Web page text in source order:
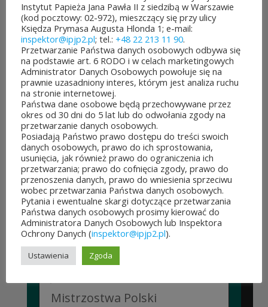
jest aż 30 mln zł! Mieszkańcy
województwa mazowieckiego
po...
CZYTAJ DALEJ
JUBILEUSZOWE XXV MISTRZOSTWA POLSKI
DUCHOWIEŃSTWA W SZACHACH
KLASYCZNYCH.
10 lipca&7b19p;2026
W dniach 6–10 lipca 2026 r. w
Collegium Marianum w
Pelplinie odbyły się
Mistrzostwa Polski
Instytut Papieża Jana Pawła II z siedzibą w Warszawie
(kod pocztowy: 02-972), mieszczący się przy ulicy
Księdza Prymasa Augusta Hlonda 1; e-mail:
inspektor@ipjp2.pl; tel.: +48 22 213 11 90.
Przetwarzanie Państwa danych osobowych odbywa się
na podstawie art. 6 RODO i w celach marketingowych
Administrator Danych Osobowych powołuje się na
prawnie uzasadniony interes, którym jest analiza ruchu
na stronie internetowej.
Państwa dane osobowe będą przechowywane przez
okres od 30 dni do 5 lat lub do odwołania zgody na
przetwarzanie danych osobowych.
Posiadają Państwo prawo dostępu do treści swoich
danych osobowych, prawo do ich sprostowania,
usunięcia, jak również prawo do ograniczenia ich
przetwarzania; prawo do cofnięcia zgody, prawo do
przenoszenia danych, prawo do wniesienia sprzeciwu
wobec przetwarzania Państwa danych osobowych.
Pytania i ewentualne skargi dotyczące przetwarzania
Państwa danych osobowych prosimy kierować do
Administratora Danych Osobowych lub Inspektora
Ochrony Danych (inspektor@ipjp2.pl).
Ustawienia Zgoda